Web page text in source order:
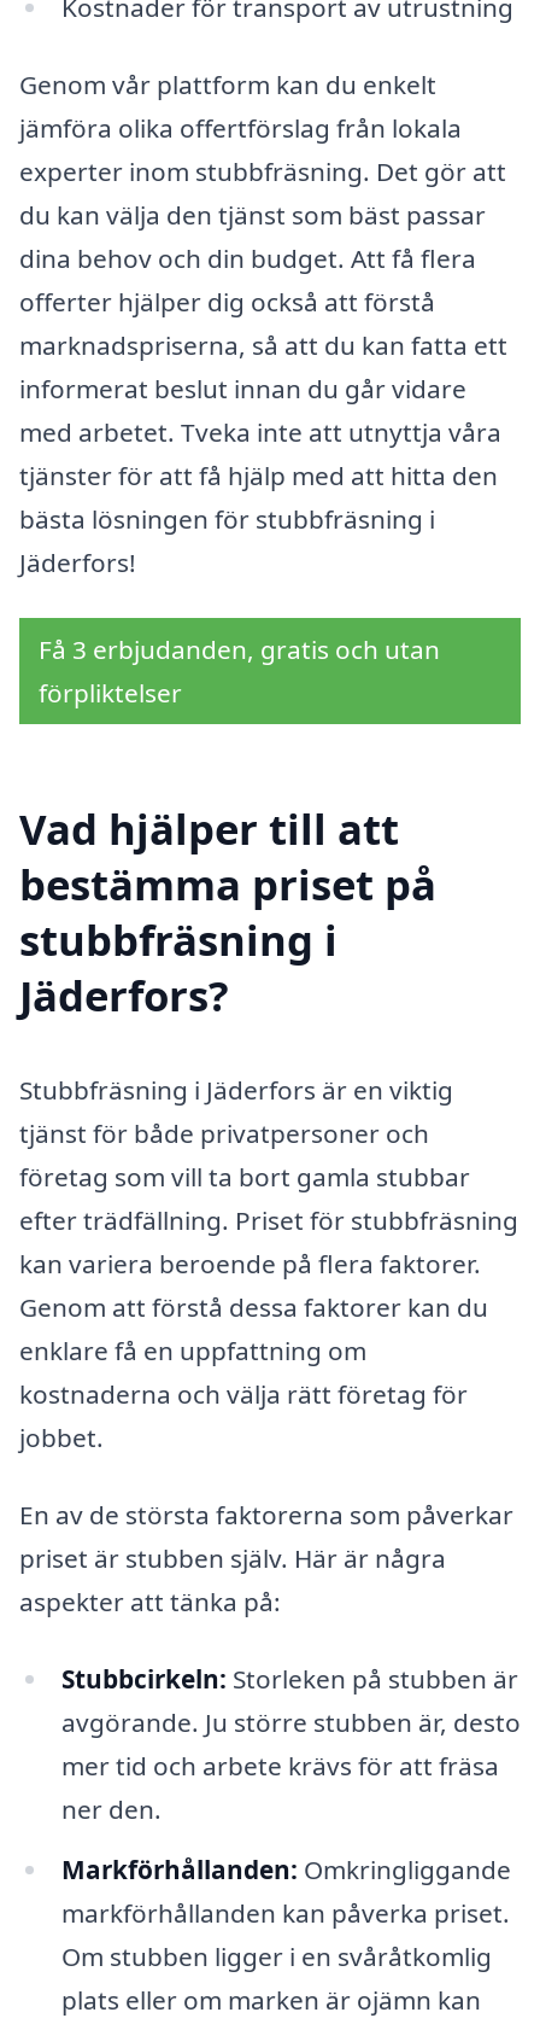
Kostnader för transport av utrustning
Genom vår plattform kan du enkelt
jämföra olika offertförslag från lokala
experter inom stubbfräsning. Det gör att
du kan välja den tjänst som bäst passar
dina behov och din budget. Att få flera
offerter hjälper dig också att förstå
marknadspriserna, så att du kan fatta ett
informerat beslut innan du går vidare
med arbetet. Tveka inte att utnyttja våra
tjänster för att få hjälp med att hitta den
bästa lösningen för stubbfräsning i
Jäderfors!
Få 3 erbjudanden, gratis och utan
förpliktelser
Vad hjälper till att
bestämma priset på
stubbfräsning i
Jäderfors?
Stubbfräsning i Jäderfors är en viktig
tjänst för både privatpersoner och
företag som vill ta bort gamla stubbar
efter trädfällning. Priset för stubbfräsning
kan variera beroende på flera faktorer.
Genom att förstå dessa faktorer kan du
enklare få en uppfattning om
kostnaderna och välja rätt företag för
jobbet.
En av de största faktorerna som påverkar
priset är stubben själv. Här är några
aspekter att tänka på:
Stubbcirkeln: Storleken på stubben är
avgörande. Ju större stubben är, desto
mer tid och arbete krävs för att fräsa
ner den.
Markförhållanden: Omkringliggande
markförhållanden kan påverka priset.
Om stubben ligger i en svåråtkomlig
plats eller om marken är ojämn kan